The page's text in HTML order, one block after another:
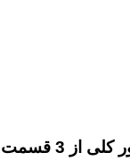
میشود :